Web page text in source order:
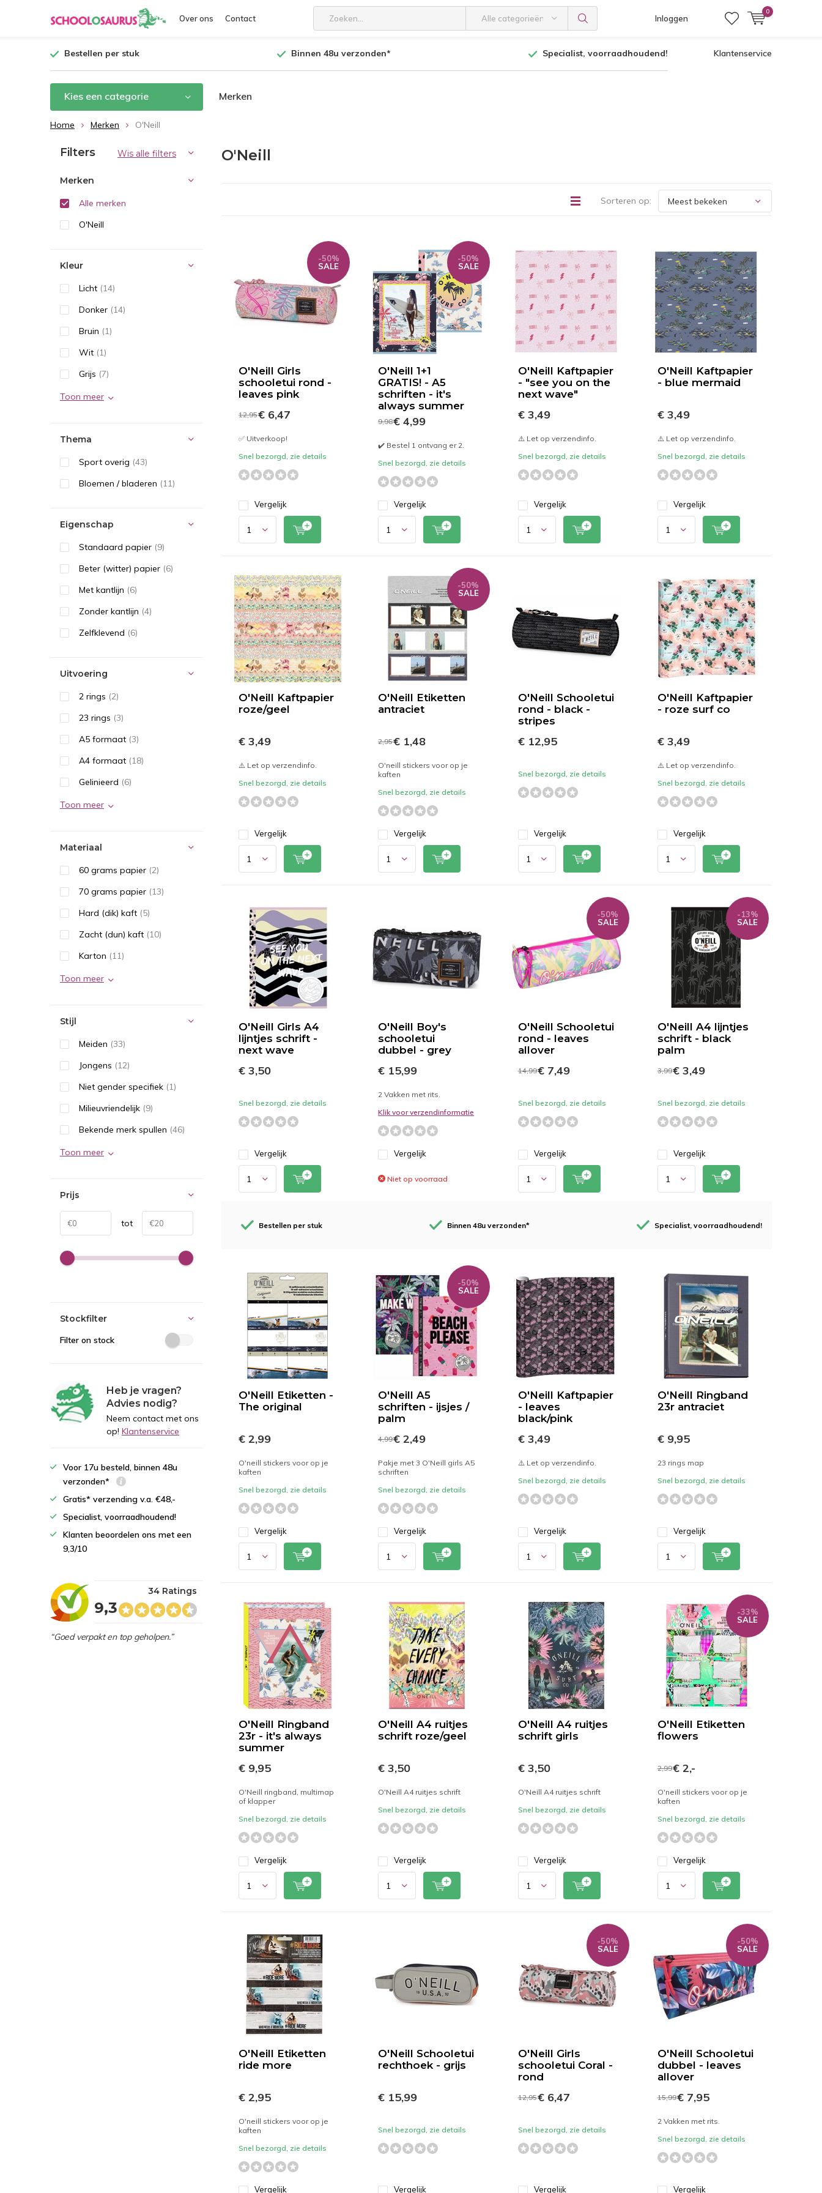
Over ons Contact Alle categorieën Inloggen
0
Bestellen per stuk Binnen 48u verzonden* Specialist, voorraadhoudend! Klantenservice
Kies een categorie Merken
Home Merken O'Neill
O'Neill
Sorteren op:
O'Neill Girls
schooletui rond -
leaves pink
-50%
SALE
12,95€ 6,47
✅ Uitverkoop!
Snel bezorgd, zie details
Vergelijk
O'Neill 1+1
GRATIS! - A5
schriften - it's
always summer
-50%
SALE
9,98€ 4,99
✔️ Bestel 1 ontvang er 2.
Snel bezorgd, zie details
Vergelijk
O'Neill Kaftpapier
- "see you on the
next wave"
€ 3,49
⚠️ Let op verzendinfo.
Snel bezorgd, zie details
Vergelijk
O'Neill Kaftpapier
- blue mermaid
€ 3,49
⚠️ Let op verzendinfo.
Snel bezorgd, zie details
Vergelijk
O'Neill Kaftpapier
roze/geel
€ 3,49
⚠️ Let op verzendinfo.
Snel bezorgd, zie details
Vergelijk
O'Neill Etiketten
antraciet
-50%
SALE
2,95€ 1,48
O'neill stickers voor op je
kaften
Snel bezorgd, zie details
Vergelijk
O'Neill Schooletui
rond - black -
stripes
€ 12,95
Snel bezorgd, zie details
Vergelijk
O'Neill Kaftpapier
- roze surf co
€ 3,49
⚠️ Let op verzendinfo.
Snel bezorgd, zie details
Vergelijk
O'Neill Girls A4
lijntjes schrift -
next wave
€ 3,50
Snel bezorgd, zie details
Vergelijk
O'Neill Boy's
schooletui
dubbel - grey
€ 15,99
2 Vakken met rits.
Klik voor verzendinformatie
Vergelijk
Niet op voorraad
O'Neill Schooletui
rond - leaves
allover
-50%
SALE
14,99€ 7,49
Snel bezorgd, zie details
Vergelijk
O'Neill A4 lijntjes
schrift - black
palm
-13%
SALE
3,99€ 3,49
Snel bezorgd, zie details
Vergelijk
Bestellen per stuk Binnen 48u verzonden* Specialist, voorraadhoudend!
O'Neill Etiketten -
The original
€ 2,99
O'neill stickers voor op je
kaften
Snel bezorgd, zie details
Vergelijk
O'Neill A5
schriften - ijsjes /
palm
-50%
SALE
4,99€ 2,49
Pakje met 3 O'Neill girls A5
schriften
Snel bezorgd, zie details
Vergelijk
O'Neill Kaftpapier
- leaves
black/pink
€ 3,49
⚠️ Let op verzendinfo.
Snel bezorgd, zie details
Vergelijk
O'Neill Ringband
23r antraciet
€ 9,95
23 rings map
Snel bezorgd, zie details
Vergelijk
O'Neill Ringband
23r - it's always
summer
€ 9,95
O'Neill ringband, multimap
of klapper
Snel bezorgd, zie details
Vergelijk
O'Neill A4 ruitjes
schrift roze/geel
€ 3,50
O'Neill A4 ruitjes schrift
Snel bezorgd, zie details
Vergelijk
O'Neill A4 ruitjes
schrift girls
€ 3,50
O'Neill A4 ruitjes schrift
Snel bezorgd, zie details
Vergelijk
O'Neill Etiketten
flowers
-33%
SALE
2,99€ 2,-
O'neill stickers voor op je
kaften
Snel bezorgd, zie details
Vergelijk
O'Neill Etiketten
ride more
€ 2,95
O'neill stickers voor op je
kaften
Snel bezorgd, zie details
Vergelijk
O'Neill Schooletui
rechthoek - grijs
€ 15,99
Snel bezorgd, zie details
Vergelijk
O'Neill Girls
schooletui Coral -
rond
-50%
SALE
12,95€ 6,47
Snel bezorgd, zie details
Vergelijk
O'Neill Schooletui
dubbel - leaves
allover
-50%
SALE
15,99€ 7,95
2 Vakken met rits.
Snel bezorgd, zie details
Vergelijk
Filters Wis alle filters
Merken
Alle merken
O'Neill
Kleur
Licht (14)
Donker (14)
Bruin (1)
Wit (1)
Grijs (7)
Toon meer
Thema
Sport overig (43)
Bloemen / bladeren (11)
Eigenschap
Standaard papier (9)
Beter (witter) papier (6)
Met kantlijn (6)
Zonder kantlijn (4)
Zelfklevend (6)
Uitvoering
2 rings (2)
23 rings (3)
A5 formaat (3)
A4 formaat (18)
Gelinieerd (6)
Toon meer
Materiaal
60 grams papier (2)
70 grams papier (13)
Hard (dik) kaft (5)
Zacht (dun) kaft (10)
Karton (11)
Toon meer
Stijl
Meiden (33)
Jongens (12)
Niet gender specifiek (1)
Milieuvriendelijk (9)
Bekende merk spullen (46)
Toon meer
Prijs
tot
Stockfilter
Filter on stock
Heb je vragen?
Advies nodig?
Neem contact met ons
op! Klantenservice
Voor 17u besteld, binnen 48u
verzonden*
Gratis* verzending v.a. €48,-
Specialist, voorraadhoudend!
Klanten beoordelen ons met een
9,3/10
9,3
34 Ratings
“Goed verpakt en top geholpen.”